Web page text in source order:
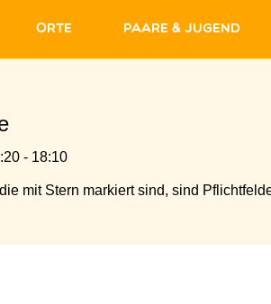
Orte Paare & Jugend
- 18:10
mit Stern markiert sind, sind